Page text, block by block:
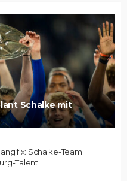
Schalke mit
fix: Schalke-Team
Talent